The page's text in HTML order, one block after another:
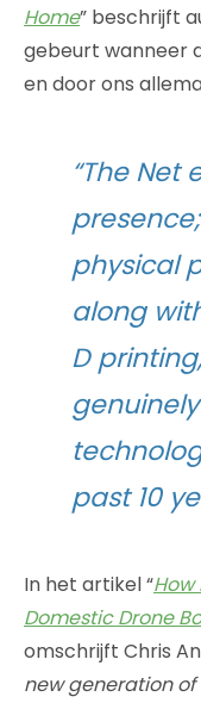
Home” beschrijft
gebeurt wanneer
en door ons
“The Net
physical
along
D
past 10
In het artikel “
Domestic Drone
omschrijft Chris
new generation